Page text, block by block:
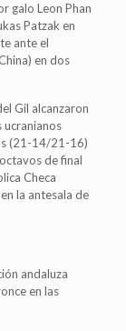
galo Leon Phan
Patzak en
ante el
en dos
Gil alcanzaron
ucranianos
(21-14/21-16)
de final
Checa
la antesala de
andaluza
en las